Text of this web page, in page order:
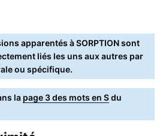
apparentés à SORPTION sont
liés les uns aux autres par
ou spécifique.
la page 3 des mots en Sdu